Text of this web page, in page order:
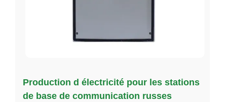
Production d électricité pour les stations
de base de communication russes